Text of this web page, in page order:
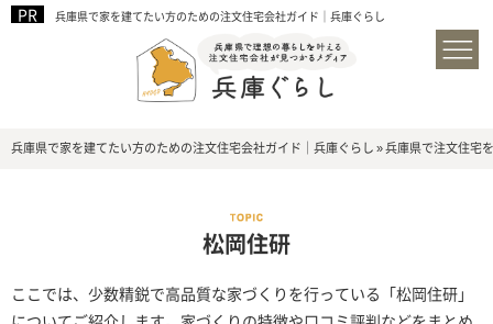
兵庫県で家を建てたい方のための注文住宅会社ガイド｜兵庫ぐらし
兵庫県で家を建てたい方のための注文住宅会社ガイド｜兵庫ぐらし»兵庫県で注文住宅
松岡住研
ここでは、少数精鋭で高品質な家づくりを行っている「松岡住研」